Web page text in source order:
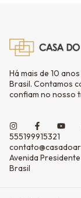
Há mais de 10
Brasil. Contamos
confiam no nosso
555199915321
Avenida
Brasil